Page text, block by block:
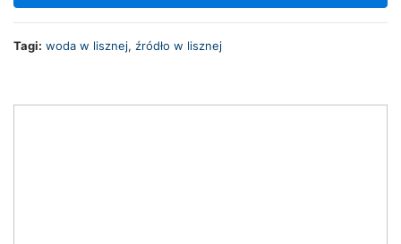
Tagi: woda w lisznej, źródło w lisznej